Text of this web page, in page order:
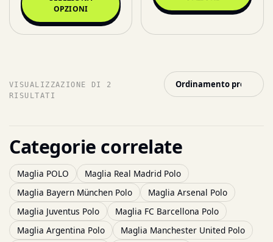
OPZIONI
VISUALIZZAZIONE DI 2
RISULTATI
Categorie correlate
Maglia POLO
Maglia Real Madrid Polo
Maglia Bayern München Polo
Maglia Arsenal Polo
Maglia Juventus Polo
Maglia FC Barcellona Polo
Maglia Argentina Polo
Maglia Manchester United Polo